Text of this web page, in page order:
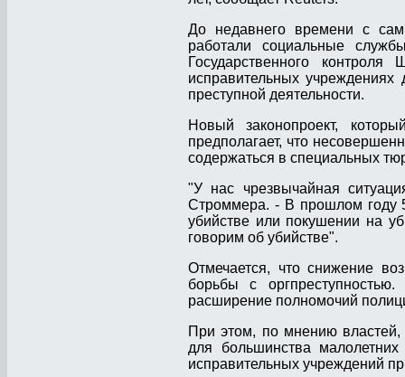
До недавнего времени с
работали социальные
Государственного
исправительных
преступной деятельности.
Новый законопроект,
предполагает, что
содержаться в специальных
"У нас чрезвычайная
Строммера. - В прошлом году
убийстве или покушении на
говорим об убийстве".
Отмечается, что снижение
борьбы с
расширение полномочий
При этом, по мнению
для большинства
исправительных учреждений